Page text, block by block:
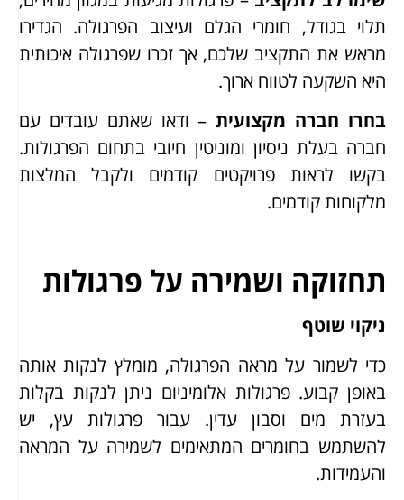
תלוי בגודל, חומרי הגלם ועיצוב הפרגולה. הגדירו
מראש את התקציב שלכם, אך זכרו שפרגולה איכותית
היא השקעה לטווח ארוך.
בחרו חברה מקצועית– ודאו שאתם עובדים עם
חברה בעלת ניסיון ומוניטין חיובי בתחום הפרגולות.
בקשו לראות פרויקטים קודמים ולקבל המלצות
מלקוחות קודמים.
תחזוקה ושמירה על פרגולות
ניקוי שוטף
כדי לשמור על מראה הפרגולה, מומלץ לנקות אותה
באופן קבוע. פרגולות אלומיניום ניתן לנקות בקלות
בעזרת מים וסבון עדין. עבור פרגולות עץ, יש
להשתמש בחומרים המתאימים לשמירה על המראה
והעמידות.